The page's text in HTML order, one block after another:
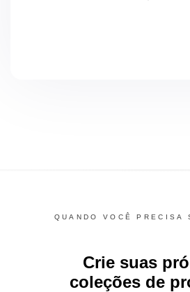
QUANDO VOCÊ PRECISA
Crie suas
coleções de